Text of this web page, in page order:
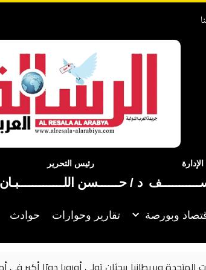
رئيس التحرير
د / حــــــسن اللـــــــــــــبـان
وبورصة تقارير وحوارات حوادث